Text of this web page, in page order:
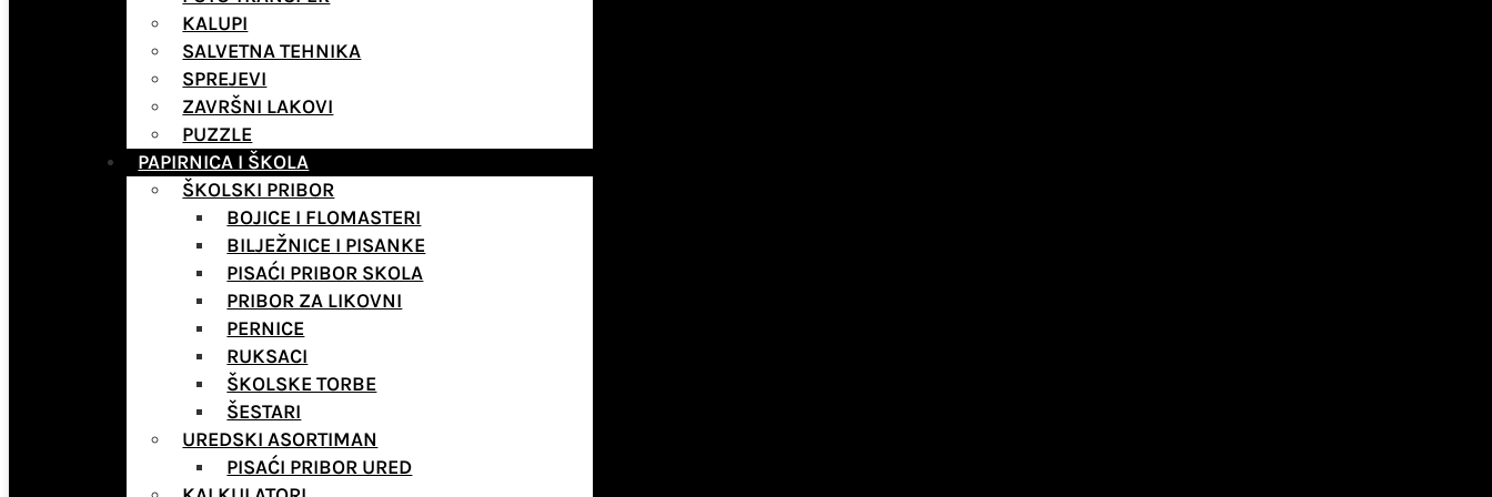
KALUPI
SALVETNA TEHNIKA
SPREJEVI
ZAVRŠNI LAKOVI
PUZZLE
PAPIRNICA I ŠKOLA
ŠKOLSKI PRIBOR
BOJICE I FLOMASTERI
BILJEŽNICE I PISANKE
PISAĆI PRIBOR SKOLA
PRIBOR ZA LIKOVNI
PERNICE
RUKSACI
ŠKOLSKE TORBE
ŠESTARI
UREDSKI ASORTIMAN
PISAĆI PRIBOR URED